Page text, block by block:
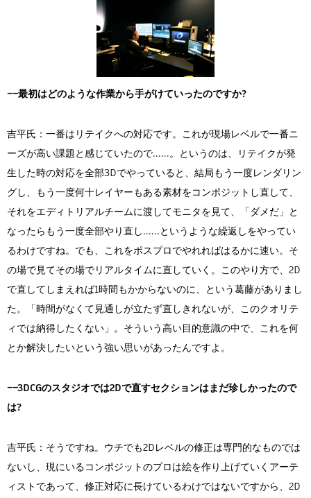
――最初はどのような作業から手がけていったのですか?
吉平氏：一番はリテイクへの対応です。これが現場レベルで一番ニ
ーズが高い課題と感じていたので......。というのは、リテイクが発
生した時の対応を全部3Dでやっていると、結局もう一度レンダリン
グし、もう一度何十レイヤーもある素材をコンポジットし直して、
それをエディトリアルチームに渡してモニタを見て、「ダメだ」と
なったらもう一度全部やり直し......というような繰返しをやってい
るわけですね。でも、これをポスプロでやれればはるかに速い。そ
の場で見てその場でリアルタイムに直していく。このやり方で、2D
で直してしまえれば1時間もかからないのに、という葛藤がありまし
た。「時間がなくて見通しが立たず直しきれないが、このクオリテ
ィでは納得したくない」。そういう高い目的意識の中で、これを何
とか解決したいという強い思いがあったんですよ。
――3DCGのスタジオでは2Dで直すセクションはまだ珍しかったので
は?
吉平氏：そうですね。ウチでも2Dレベルの修正は専門的なものでは
ないし、現にいるコンポジットのプロは絵を作り上げていくアーテ
ィストであって、修正対応に長けているわけではないですから、2D